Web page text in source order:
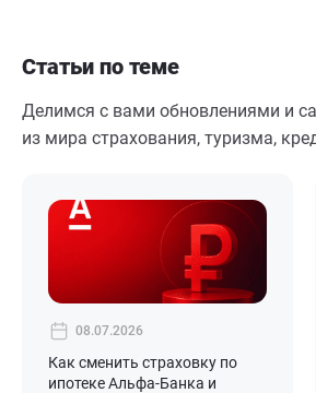
Статьи по теме
Делимся с вами обновлениями и
из мира страхования, туризма,
08.07.2026
Как сменить страховку по
ипотеке Альфа-Банка и